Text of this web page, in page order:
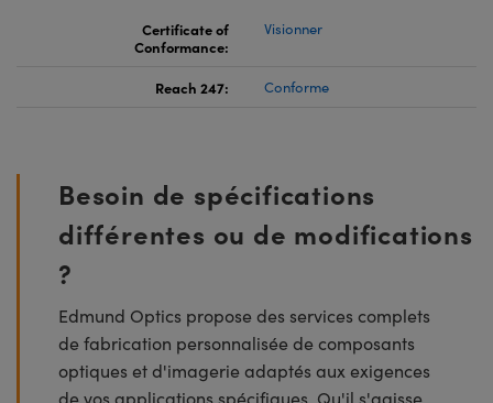
Certificate of
Conformance:
Visionner
Reach 247: Conforme
Besoin de spécifications
différentes ou de modifications
?
Edmund Optics propose des services complets
de fabrication personnalisée de composants
optiques et d'imagerie adaptés aux exigences
de vos applications spécifiques. Qu'il s'agisse